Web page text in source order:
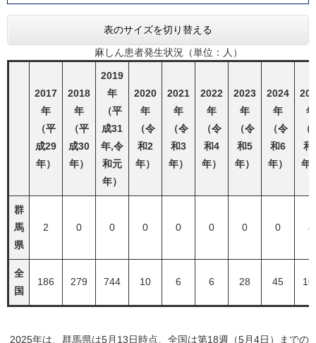
表のサイズを切り替える
麻しん患者発生状況（単位：人）
2017
年
（平
成29
年）
2018
年
（平
成30
年）
2019
年
（平
成31
年,令
和元
年）
2020
年
（令
和2
年）
2021
年
（令
和3
年）
2022
年
（令
和4
年）
2023
年
（令
和5
年）
2024
年
（令
和6
年）
年
（
和
年
群
馬
県
2 0 0 0 0 0 0 0 4
全
国
186 279 744 10 6 6 28 45
2025年は、群馬県は5月13日時点、全国は第18週（5月4日）までの